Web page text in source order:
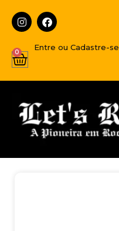
Entre ou Cadastre-se
0